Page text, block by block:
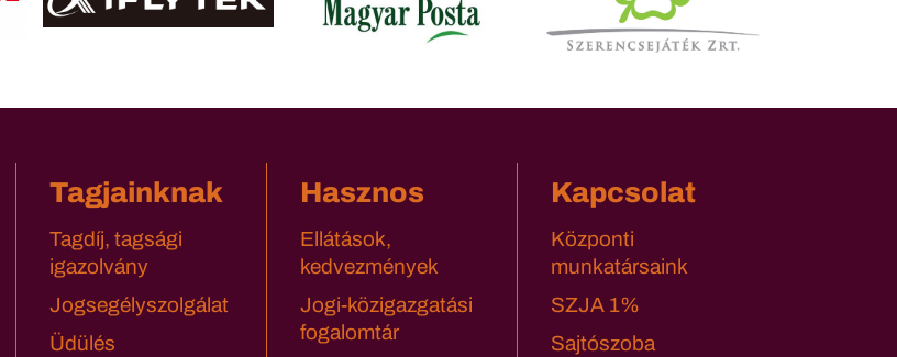
Tagjainknak
Tagdíj, tagsági
igazolvány
Jogsegélyszolgálat
Üdülés
Hasznos
Ellátások,
kedvezmények
Jogi-közigazgatási
fogalomtár
Kapcsolat
Központi
munkatársaink
SZJA 1%
Sajtószoba